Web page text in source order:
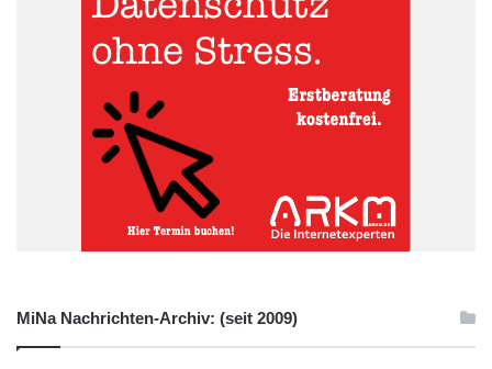
MiNa Nachrichten-Archiv: (seit 2009)